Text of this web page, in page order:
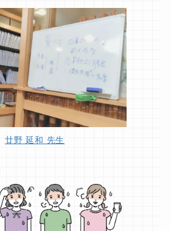
廿野 延和 先生